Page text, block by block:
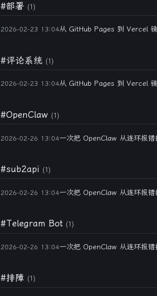
#部署 (1)
2026-02-23 13:04从 GitHub Pages 到 Vercel
#评论系统 (1)
2026-02-23 13:04从 GitHub Pages 到 Vercel
#OpenClaw (1)
2026-02-26 13:04一次把 OpenClaw 从连环报
#sub2api (1)
2026-02-26 13:04一次把 OpenClaw 从连环报
#Telegram Bot (1)
2026-02-26 13:04一次把 OpenClaw 从连环报
#排障 (1)